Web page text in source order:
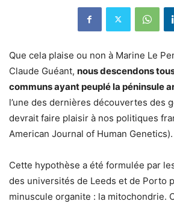
Que cela plaise ou non à Marine Le
Claude Guéant, nous descendons
communs ayant peuplé la péninsule
l’une des dernières découvertes des
devrait faire plaisir à nos politiques
American Journal of Human Genetics).
Cette hypothèse a été formulée par
des universités de Leeds et de Porto
minuscule organite : la mitochondrie.